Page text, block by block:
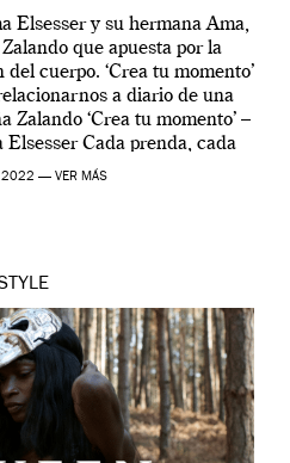
Elsesser y su hermana Ama,
que apuesta por la
cuerpo. ‘Crea tu momento’
a diario de una
Zalando ‘Crea tu momento’ –
Cada prenda, cada
caracteriza […]
— VER MÁS